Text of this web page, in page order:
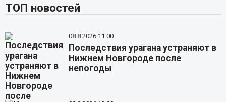
ТОП новостей
08.8.2026 11:00
Последствия урагана устраняют в
Нижнем Новгороде после
непогоды